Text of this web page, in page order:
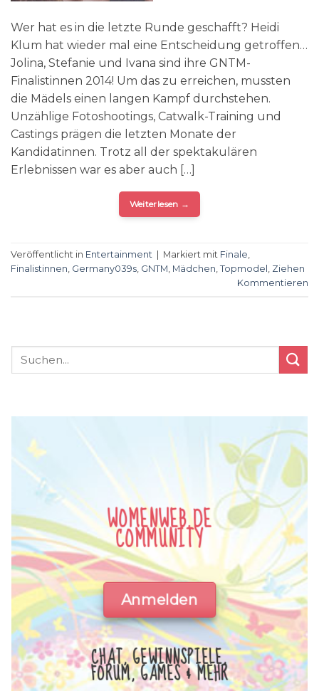
Wer hat es in die letzte Runde geschafft? Heidi
Klum hat wieder mal eine Entscheidung getroffen…
Jolina, Stefanie und Ivana sind ihre GNTM-
Finalistinnen 2014! Um das zu erreichen, mussten
die Mädels einen langen Kampf durchstehen.
Unzählige Fotoshootings, Catwalk-Training und
Castings prägen die letzten Monate der
Kandidatinnen. Trotz all der spektakulären
Erlebnissen war es aber auch […]
Weiterlesen →
Veröffentlicht in Entertainment Markiert mit Finale
Finalistinnen Germany039s GNTM Mädchen Topmodel
Ziehen
Kommentieren
WOMENWEB.DE
COMMUNITY
Anmelden
CHAT, GEWINNSPIELE,
FORUM, GAMES & MEHR